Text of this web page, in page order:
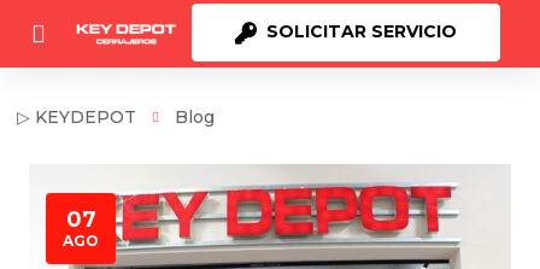
SOLICITAR SERVICIO
▷ KEYDEPOT Blog
07
AGO